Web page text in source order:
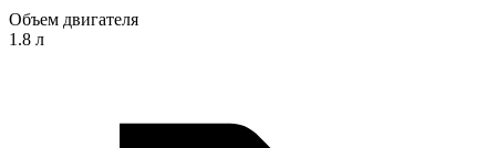
Объем двигателя
1.8 л